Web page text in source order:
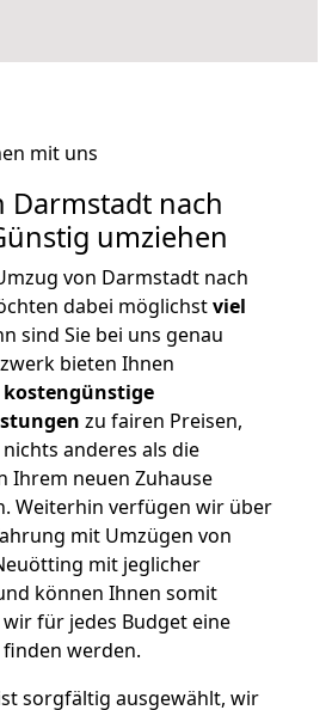
Darmstadt nach
umziehen
von Darmstadt nach
dabei möglichstviel
sind Sie bei uns genau
bieten Ihnen
kostengünstige
zu fairen Preisen,
anderes als die
Ihrem neuen Zuhause
Weiterhin verfügen wir über
mit Umzügen von
mit jeglicher
können Ihnen somit
für jedes Budget eine
werden.
sorgfältig ausgewählt, wir